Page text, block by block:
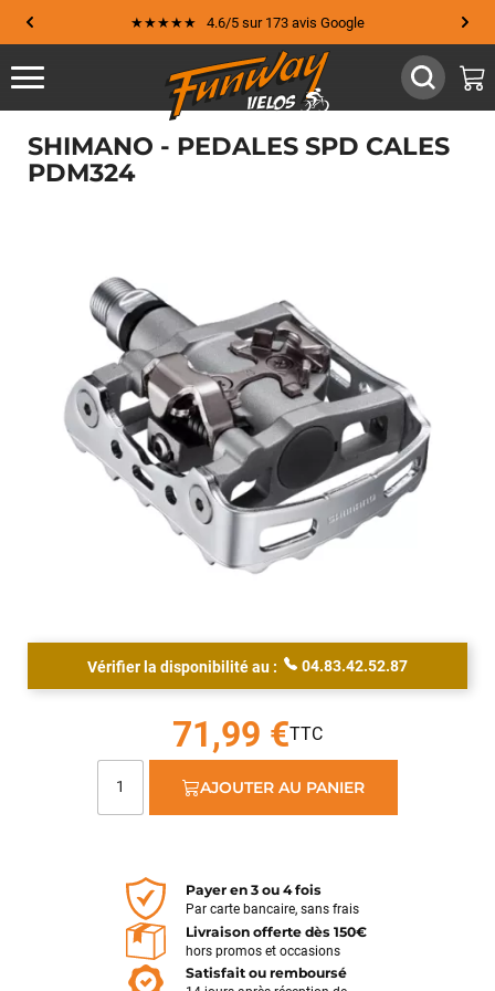
★★★★★ 4.6/5 sur 173 avis Google
SHIMANO - PEDALES SPD CALES
PDM324
Vérifier la disponibilité au : 04.83.42.52.87
71,99 €
AJOUTER AU PANIER
Payer en 3 ou 4 fois
Par carte bancaire, sans frais
Livraison offerte dès 150€
hors promos et occasions
Satisfait ou remboursé
Jean-Marc TAMAYO
il y a 2 semaines
J'ai acheté un Mondraker Chaser chez Funway Vélo à La
Garde en octobre 2024 et, dès le départ, j'ai été très satisfait
de mon achat. J'avais d'ailleurs recommandé cette enseigne
passages en atelier et un retour du moteur chez Bosch dans
le cadre de la garantie. Cette période a été un peu
compliquée, principalement en raison de délais plus longs que
prévu et d'un manque de communication sur l'avancement de
mon dossier. Depuis, la situation a été reprise en main.